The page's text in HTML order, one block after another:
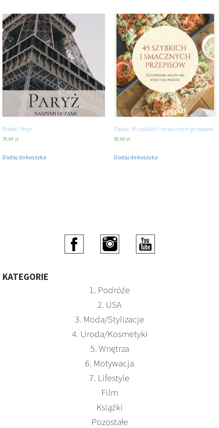
Ebook: Paryż
79,00 zł
Dodaj do koszyka
Ebook: 45 szybkich i smacznych przepisów
59,00 zł
Dodaj do koszyka
KATEGORIE
1. Podróże
2. USA
3. Moda/Stylizacje
4. Uroda/Kosmetyki
5. Wnętrza
6. Motywacja
7. Lifestyle
Film
Książki
Pozostałe